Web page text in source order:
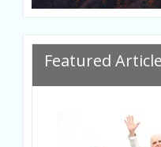
Featured Article